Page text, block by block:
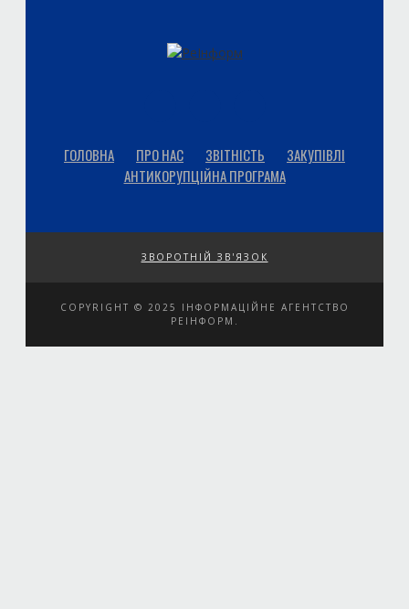
ГОЛОВНА ПРО НАС ЗВІТНІСТЬ
ЗАКУПІВЛІ
АНТИКОРУПЦІЙНА ПРОГРАМА
ЗВОРОТНІЙ ЗВ'ЯЗОК
COPYRIGHT © 2025 ІНФОРМАЦІЙНЕ АГЕНТСТВО
РЕІНФОРМ.